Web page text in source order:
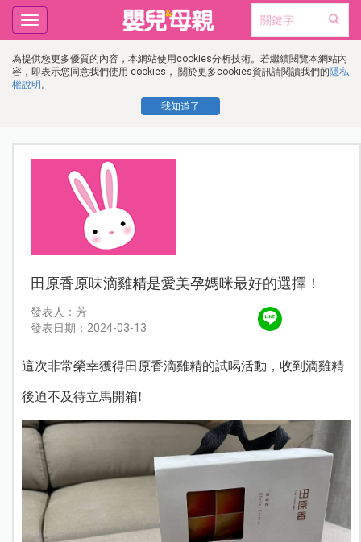
為提供您更多優質的內容，本網站使用cookies分析技術。若繼續閱覽本網站內
容，即表示您同意我們使用 cookies， 關於更多cookies資訊請閱讀我們的隱私
權說明 。
我知道了
Toggle
navigation
田原香原味滴雞精是愛美孕媽咪最好的選擇！
發表人：芳
發表日期：2024-03-13
這次非常榮幸獲得田原香滴雞精的試喝活動，收到滴雞精
後迫不及待立馬開箱!